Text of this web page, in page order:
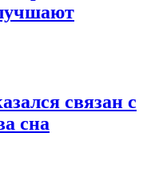
связан с
сна